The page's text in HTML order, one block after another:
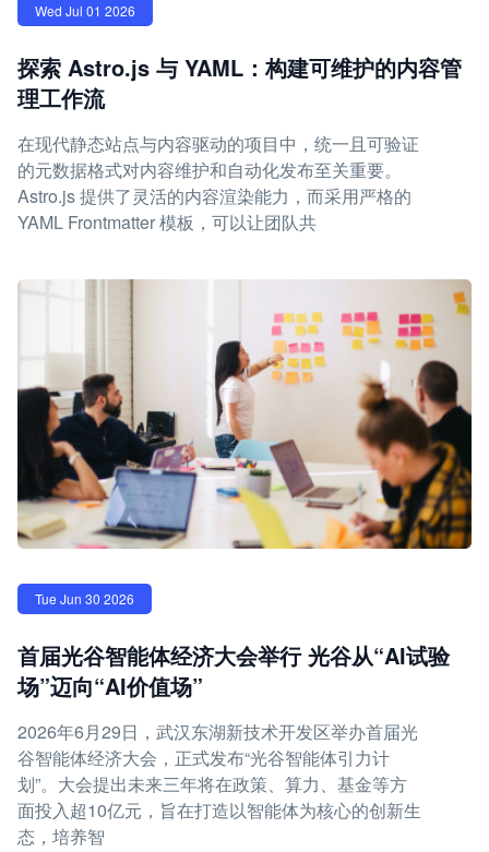
Wed Jul 01 2026
探索 Astro.js 与 YAML：构建可维护的内容管
理工作流
在现代静态站点与内容驱动的项目中，统一且可验证
的元数据格式对内容维护和自动化发布至关重要。
Astro.js 提供了灵活的内容渲染能力，而采用严格的
YAML Frontmatter 模板，可以让团队共
Tue Jun 30 2026
首届光谷智能体经济大会举行 光谷从“AI试验
场”迈向“AI价值场”
2026年6月29日，武汉东湖新技术开发区举办首届光
谷智能体经济大会，正式发布“光谷智能体引力计
划”。大会提出未来三年将在政策、算力、基金等方
面投入超10亿元，旨在打造以智能体为核心的创新生
态，培养智